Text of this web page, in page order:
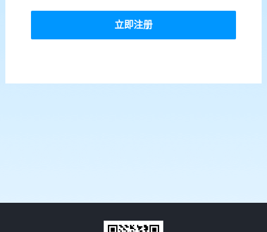
立即注册